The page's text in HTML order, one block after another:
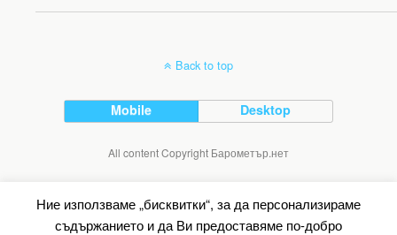
Back to top
Mobile Desktop
All content Copyright Барометър.нет
Ние използваме „бисквитки“, за да персонализираме
съдържанието и да Ви предоставяме по-добро